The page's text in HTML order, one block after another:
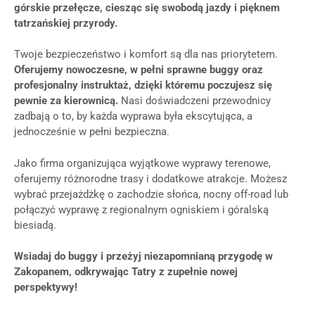
górskie przełęcze, ciesząc się swobodą jazdy i pięknem
tatrzańskiej przyrody.
Twoje bezpieczeństwo i komfort są dla nas priorytetem.
Oferujemy nowoczesne, w pełni sprawne buggy oraz
profesjonalny instruktaż, dzięki któremu poczujesz się
pewnie za kierownicą. Nasi doświadczeni przewodnicy
zadbają o to, by każda wyprawa była ekscytująca, a
jednocześnie w pełni bezpieczna.
Jako firma organizująca wyjątkowe wyprawy terenowe,
oferujemy różnorodne trasy i dodatkowe atrakcje. Możesz
wybrać przejażdżkę o zachodzie słońca, nocny off-road lub
połączyć wyprawę z regionalnym ogniskiem i góralską
biesiadą.
Wsiadaj do buggy i przeżyj niezapomnianą przygodę w
Zakopanem, odkrywając Tatry z zupełnie nowej
perspektywy!